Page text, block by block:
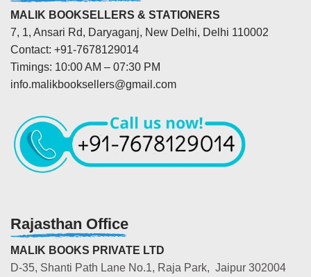
MALIK BOOKSELLERS & STATIONERS
7, 1, Ansari Rd, Daryaganj, New Delhi, Delhi 110002
Contact: +91-7678129014
Timings: 10:00 AM – 07:30 PM
info.malikbooksellers@gmail.com
Rajasthan Office
MALIK BOOKS PRIVATE LTD
D-35, Shanti Path Lane No.1, Raja Park, Jaipur 302004